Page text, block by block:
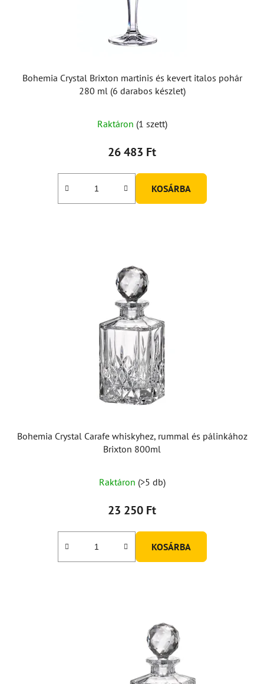
Bohemia Crystal Brixton martinis és kevert italos pohár
280 ml (6 darabos készlet)
Raktáron (1 szett)
26 483 Ft
KOSÁRBA
Bohemia Crystal Carafe whiskyhez, rummal és pálinkához
Brixton 800ml
termék
átlagos
5-
Raktáron (>5 db)
23 250 Ft
KOSÁRBA